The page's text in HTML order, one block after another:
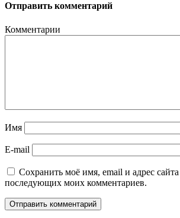
Отправить комментарий
Комментарии
Имя
E-mail
Сохранить моё имя, email и адрес сайта
последующих моих комментариев.